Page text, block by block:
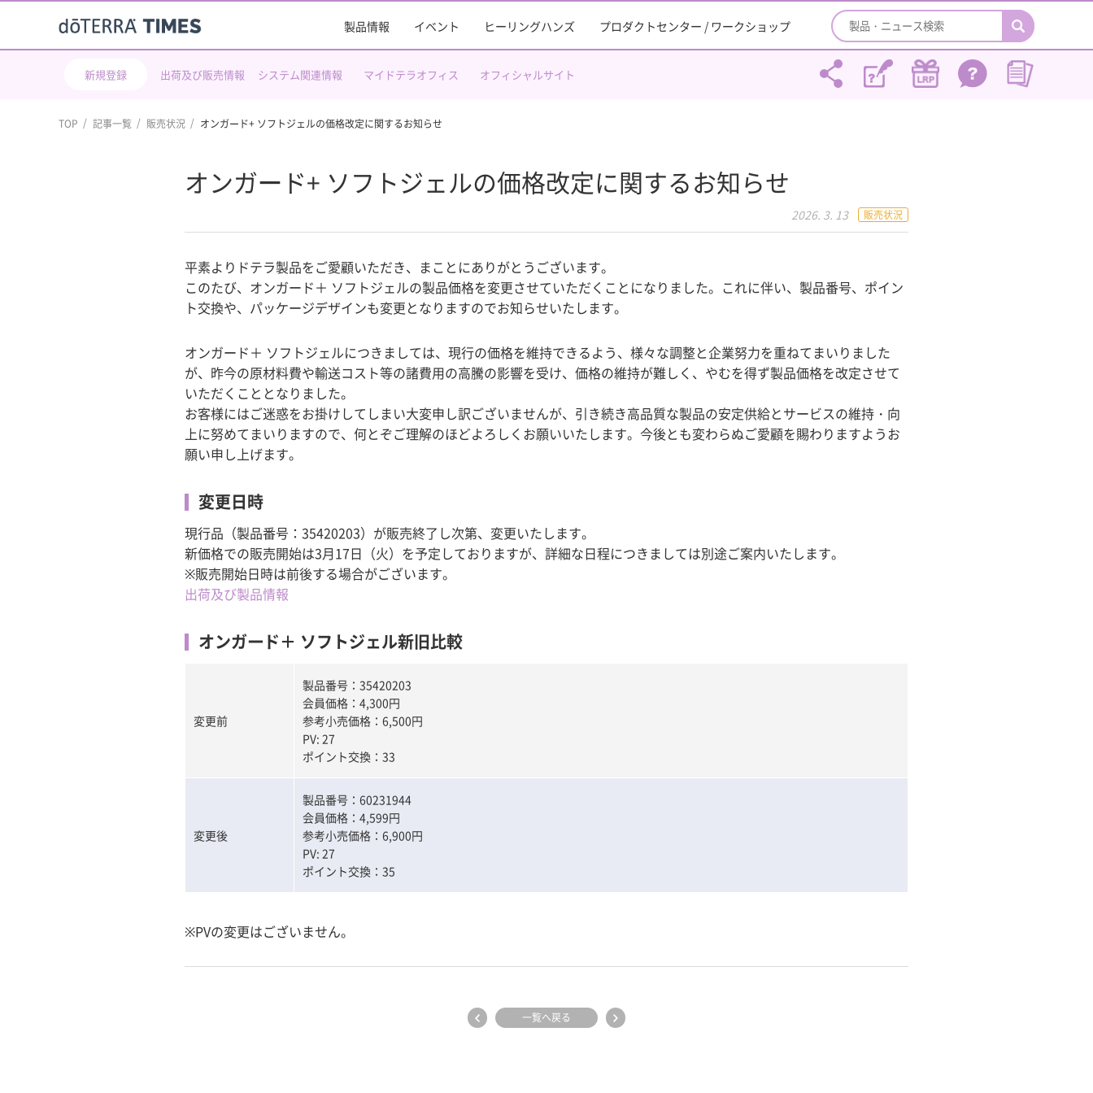
製品情報 イベント ヒーリングハンズ プロダクトセンター / ワークショップ
新規登録 出荷及び販売情報 システム関連情報 マイドテラオフィス オフィシャルサイト
TOP 記事一覧 販売状況 オンガード+ ソフトジェルの価格改定に関するお知らせ
オンガード+ ソフトジェルの価格改定に関するお知らせ
2026. 3. 13 販売状況
平素よりドテラ製品をご愛顧いただき、まことにありがとうございます。
このたび、オンガード＋ ソフトジェルの製品価格を変更させていただくことになりました。これに伴い、製品番号、ポイン
ト交換や、パッケージデザインも変更となりますのでお知らせいたします。
オンガード＋ ソフトジェルにつきましては、現行の価格を維持できるよう、様々な調整と企業努力を重ねてまいりました
が、昨今の原材料費や輸送コスト等の諸費用の高騰の影響を受け、価格の維持が難しく、やむを得ず製品価格を改定させて
いただくこととなりました。
お客様にはご迷惑をお掛けしてしまい大変申し訳ございませんが、引き続き高品質な製品の安定供給とサービスの維持・向
上に努めてまいりますので、何とぞご理解のほどよろしくお願いいたします。今後とも変わらぬご愛顧を賜わりますようお
願い申し上げます。
変更日時
現行品（製品番号：35420203）が販売終了し次第、変更いたします。
新価格での販売開始は3月17日（火）を予定しておりますが、詳細な日程につきましては別途ご案内いたします。
※販売開始日時は前後する場合がございます。
出荷及び製品情報
オンガード＋ ソフトジェル新旧比較
変更前
製品番号：35420203
会員価格：4,300円
参考小売価格：6,500円
PV: 27
ポイント交換：33
変更後
製品番号：60231944
会員価格：4,599円
参考小売価格：6,900円
PV: 27
ポイント交換：35
※PVの変更はございません。
一覧へ戻る